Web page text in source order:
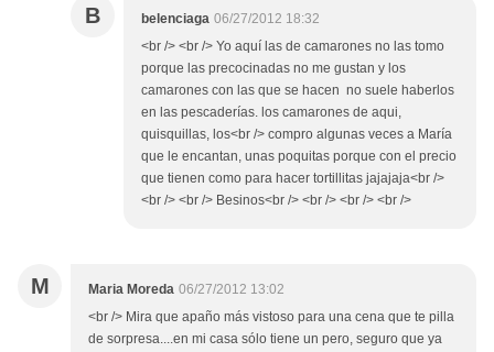
B belenciaga 06/27/2012 18:32
<br /> <br /> Yo aquí las de camarones no las tomo
porque las precocinadas no me gustan y los
camarones con las que se hacen no suele haberlos
en las pescaderías. los camarones de aqui,
quisquillas, los<br /> compro algunas veces a María
que le encantan, unas poquitas porque con el precio
que tienen como para hacer tortillitas jajajaja<br />
<br /> <br /> Besinos<br /> <br /> <br /> <br />
M Maria Moreda 06/27/2012 13:02
<br /> Mira que apaño más vistoso para una cena que te pilla
de sorpresa....en mi casa sólo tiene un pero, seguro que ya